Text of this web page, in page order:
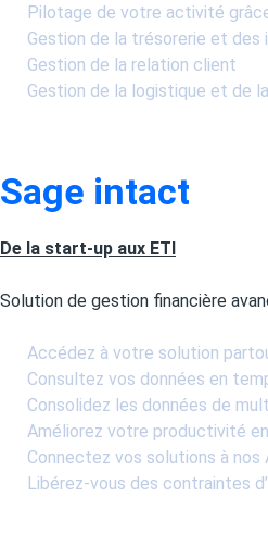
Pilotage de votre activité
Gestion de la trésorerie et des
Gestion de la relation client
Gestion de la logistique et de
Sage intact
De la start-up aux ETI
Solution de gestion financière
Accédez à votre solution
Consultez vos données en
Consolidez les données de
Améliorez votre productivité
Connectez vos solutions à
Libérez-vous des contraintes